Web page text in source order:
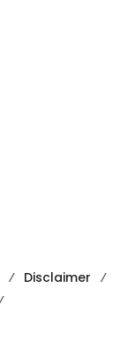
Disclaimer